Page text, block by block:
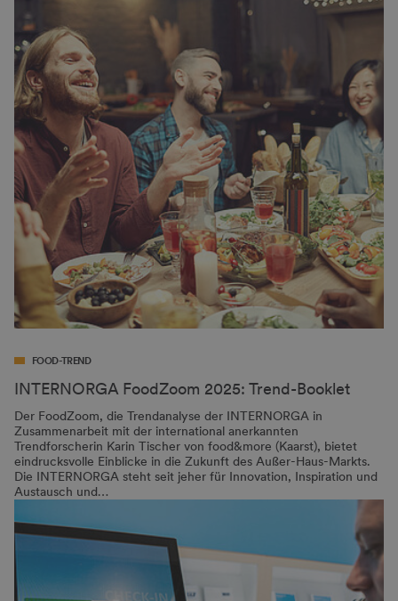
FOOD-TREND
INTERNORGA FoodZoom 2025: Trend-Booklet
Der FoodZoom, die Trendanalyse der INTERNORGA in
Zusammenarbeit mit der international anerkannten
Trendforscherin Karin Tischer von food&more (Kaarst), bietet
eindrucksvolle Einblicke in die Zukunft des Außer-Haus-Markts.
Die INTERNORGA steht seit jeher für Innovation, Inspiration und
Austausch und…